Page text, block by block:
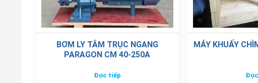
BƠM LY TÂM TRỤC NGANG
PARAGON CM 40-250A
Đọc tiếp
MÁY KHUẤY